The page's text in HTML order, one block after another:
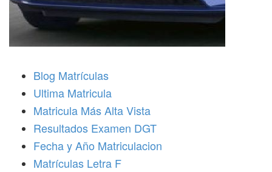
Blog Matrículas
Ultima Matricula
Matricula Más Alta Vista
Resultados Examen DGT
Fecha y Año Matriculacion
Matrículas Letra F